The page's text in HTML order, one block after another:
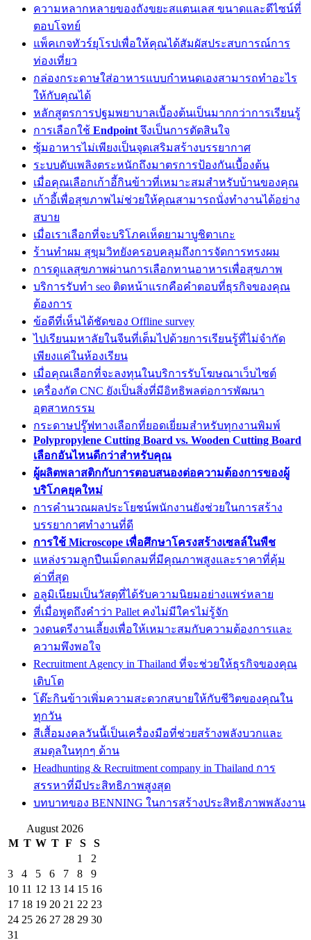
ความหลากหลายของถังขยะสแตนเลส ขนาดและดีไซน์ที่
ตอบโจทย์
แพ็คเกจทัวร์ยุโรปเพื่อให้คุณได้สัมผัสประสบการณ์การ
ท่องเที่ยว
กล่องกระดาษใส่อาหารแบบกำหนดเองสามารถทำอะไร
ให้กับคุณได้
หลักสูตรการปฐมพยาบาลเบื้องต้นเป็นมากกว่าการเรียนรู้
การเลือกใช้ Endpoint จึงเป็นการตัดสินใจ
ซุ้มอาหารไม่เพียงเป็นจุดเสริมสร้างบรรยากาศ
ระบบดับเพลิงตระหนักถึงมาตรการป้องกันเบื้องต้น
เมื่อคุณเลือกเก้าอี้กินข้าวที่เหมาะสมสำหรับบ้านของคุณ
เก้าอี้เพื่อสุขภาพไม่ช่วยให้คุณสามารถนั่งทำงานได้อย่าง
สบาย
เมื่อเราเลือกที่จะบริโภคเห็ดยามาบูชิตาเกะ
ร้านทำผม สุขุมวิทยังครอบคลุมถึงการจัดการทรงผม
การดูแลสุขภาพผ่านการเลือกทานอาหารเพื่อสุขภาพ
บริการรับทำ seo ติดหน้าแรกคือคำตอบที่ธุรกิจของคุณ
ต้องการ
ข้อดีที่เห็นได้ชัดของ Offline survey
ไปเรียนมหาลัยในจีนที่เต็มไปด้วยการเรียนรู้ที่ไม่จำกัด
เพียงแค่ในห้องเรียน
เมื่อคุณเลือกที่จะลงทุนในบริการรับโฆษณาเว็บไซต์
เครื่องกัด CNC ยังเป็นสิ่งที่มีอิทธิพลต่อการพัฒนา
อุตสาหกรรม
กระดาษปรู๊ฟทางเลือกที่ยอดเยี่ยมสำหรับทุกงานพิมพ์
Polypropylene Cutting Board vs. Wooden Cutting Board
เลือกอันไหนดีกว่าสำหรับคุณ
ผู้ผลิตพลาสติกกับการตอบสนองต่อความต้องการของผู้
บริโภคยุคใหม่
การคำนวณผลประโยชน์พนักงานยังช่วยในการสร้าง
บรรยากาศทำงานที่ดี
การใช้ Microscope เพื่อศึกษาโครงสร้างเซลล์ในพืช
แหล่งรวมลูกปืนเม็ดกลมที่มีคุณภาพสูงและราคาที่คุ้ม
ค่าที่สุด
อลูมิเนียมเป็นวัสดุที่ได้รับความนิยมอย่างแพร่หลาย
ที่เมื่อพูดถึงคำว่า Pallet คงไม่มีใครไม่รู้จัก
วงดนตรีงานเลี้ยงเพื่อให้เหมาะสมกับความต้องการและ
ความพึงพอใจ
Recruitment Agency in Thailand ที่จะช่วยให้ธุรกิจของคุณ
เติบโต
โต๊ะกินข้าวเพิ่มความสะดวกสบายให้กับชีวิตของคุณใน
ทุกวัน
สีเสื้อมงคลวันนี้เป็นเครื่องมือที่ช่วยสร้างพลังบวกและ
สมดุลในทุกๆ ด้าน
Headhunting & Recruitment company in Thailand การ
สรรหาที่มีประสิทธิภาพสูงสุด
บทบาทของ BENNING ในการสร้างประสิทธิภาพพลังงาน
August 2026
M T W T F S
S
1
2
3
4 5 6 7 8
9
10 11 12 13 14 15 16
17 18 19 20 21 22 23
24 25 26 27 28 29 30
31